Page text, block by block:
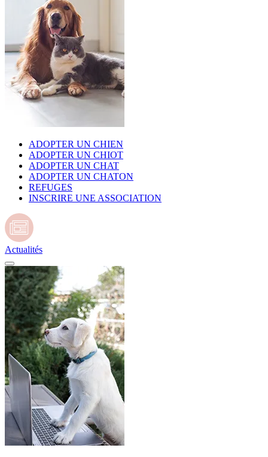
ADOPTER UN CHIEN
ADOPTER UN CHIOT
ADOPTER UN CHAT
ADOPTER UN CHATON
REFUGES
INSCRIRE UNE ASSOCIATION
Actualités